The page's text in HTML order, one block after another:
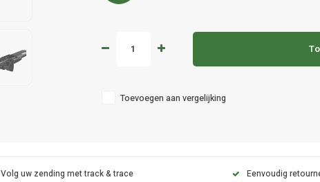
Toevoegen aan vergelijking
Volg uw zending met track & trace Eenvoudig